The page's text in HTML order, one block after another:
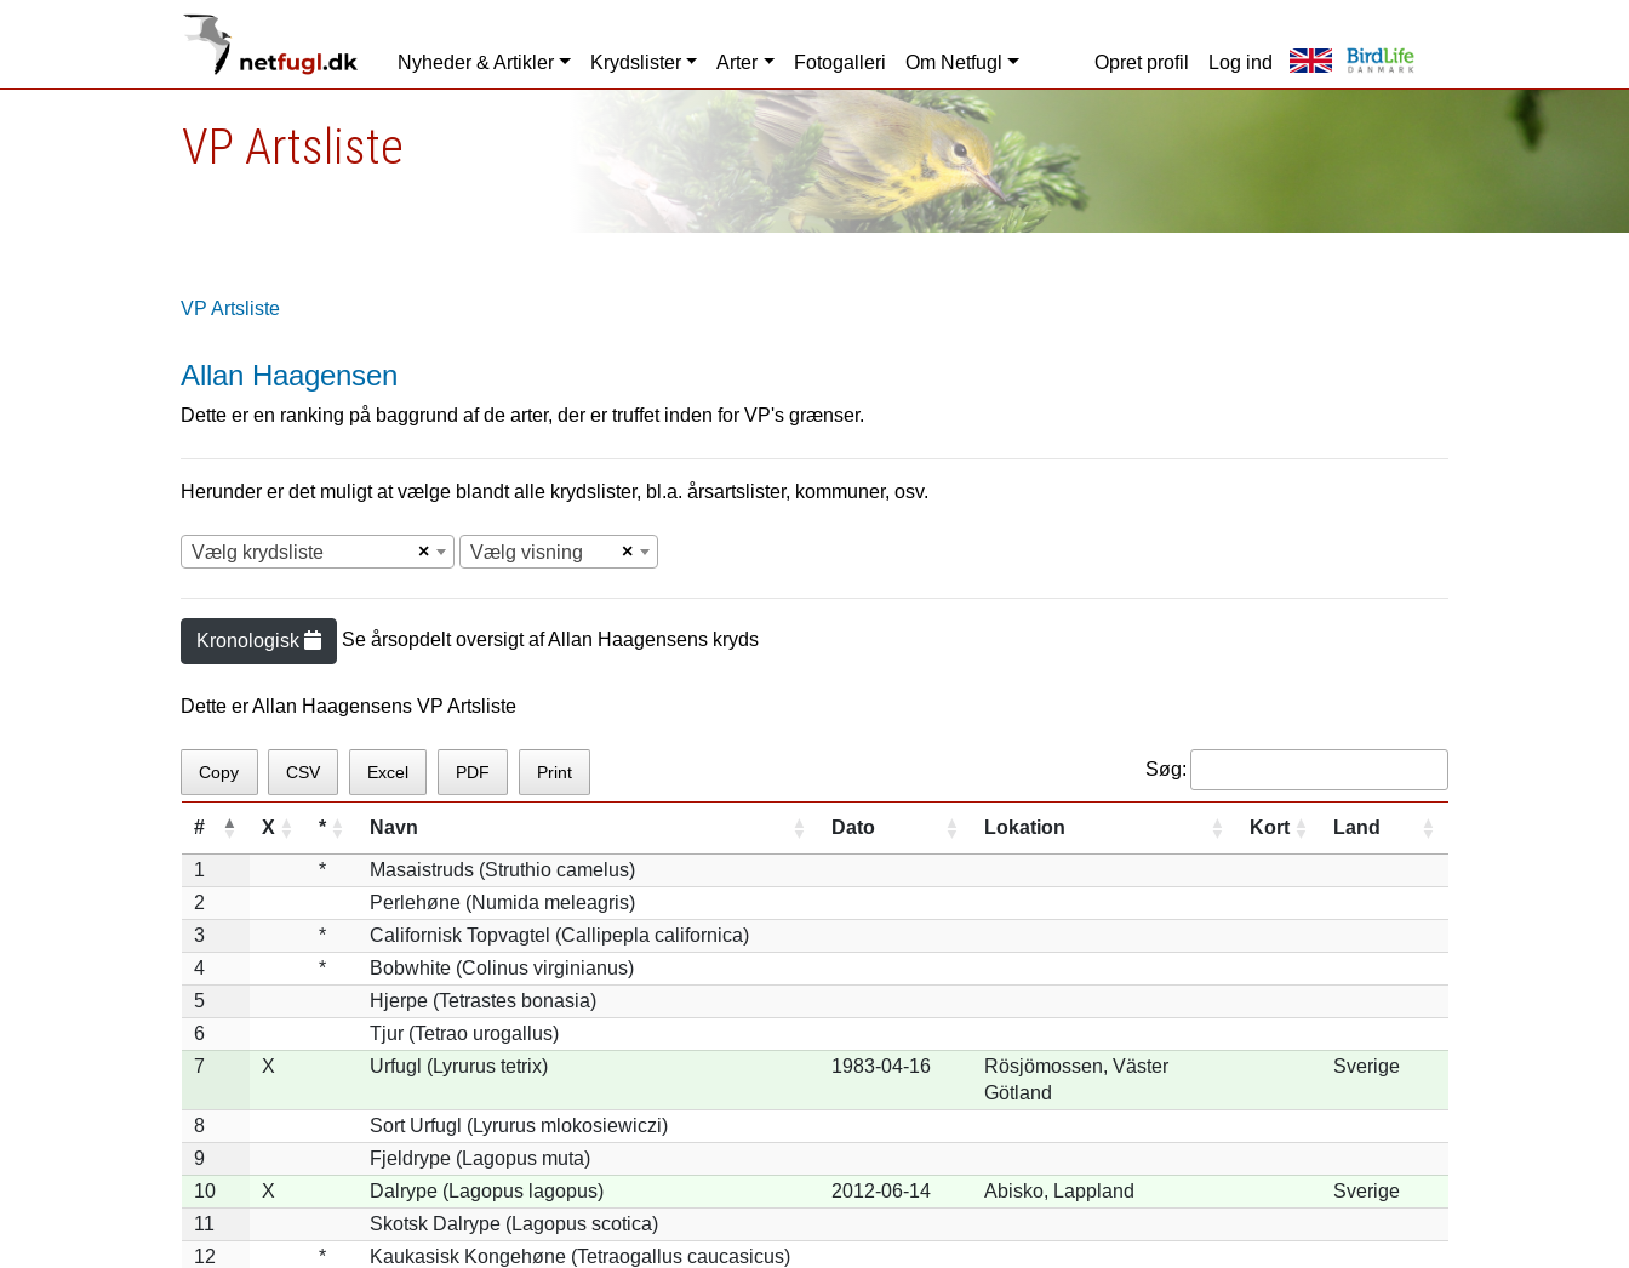
Nyheder & Artikler Krydslister Arter Fotogalleri Om Netfugl Opret profil Log ind
VP Artsliste
VP Artsliste
Allan Haagensen
Dette er en ranking på baggrund af de arter, der er truffet inden for VP's grænser.
Herunder er det muligt at vælge blandt alle krydslister, bl.a. årsartslister, kommuner, osv.
×
Vælg krydsliste ×
Vælg visning
Kronologisk Se årsopdelt oversigt afAllan Haagensens kryds
Dette er Allan Haagensens VP Artsliste
Copy CSV Excel PDF Print Søg:
# X * Navn Dato Lokation Kort Land
1 *
Masaistruds (Struthio camelus)
2
Perlehøne (Numida meleagris)
3
*
Californisk Topvagtel (Callipepla californica)
4
*
Bobwhite (Colinus virginianus)
5
Hjerpe (Tetrastes bonasia)
6
Tjur (Tetrao urogallus)
7
X Urfugl (Lyrurus tetrix) 1983-04-16
Rösjömossen, Väster
Götland
Sverige
8
Sort Urfugl (Lyrurus mlokosiewiczi)
9
Fjeldrype (Lagopus muta)
10
X Dalrype (Lagopus lagopus) 2012-06-14 Abisko, Lappland
Sverige
11
Skotsk Dalrype (Lagopus scotica)
12
*
Kaukasisk Kongehøne (Tetraogallus caucasicus)